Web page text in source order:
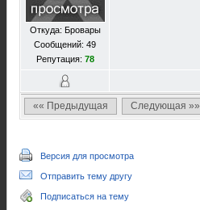
Откуда: Бровары
Сообщений: 49
Репутация: 78
«« Предыдущая Следующая »»
Версия для просмотра
Отправить тему другу
Подписаться на тему